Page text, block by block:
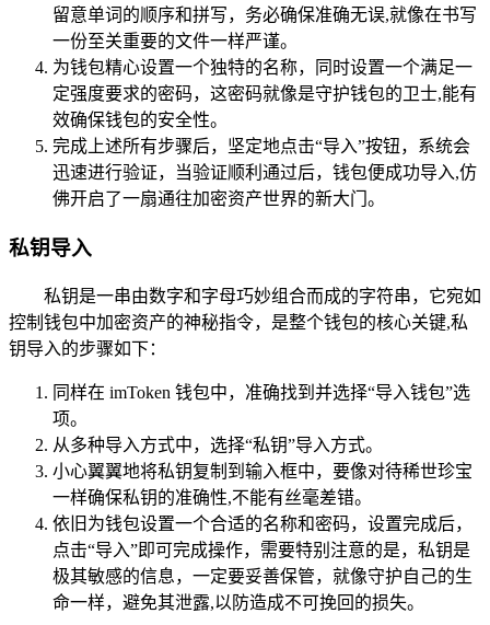
留意单词的顺序和拼写，务必确保准确无误,就像在书写
一份至关重要的文件一样严谨。
为钱包精心设置一个独特的名称，同时设置一个满足一
定强度要求的密码，这密码就像是守护钱包的卫士,能有
效确保钱包的安全性。
完成上述所有步骤后，坚定地点击“导入”按钮，系统会
迅速进行验证，当验证顺利通过后，钱包便成功导入,仿
佛开启了一扇通往加密资产世界的新大门。
私钥导入
私钥是一串由数字和字母巧妙组合而成的字符串，它宛如
控制钱包中加密资产的神秘指令，是整个钱包的核心关键,私
钥导入的步骤如下：
同样在 imToken 钱包中，准确找到并选择“导入钱包”选
项。
从多种导入方式中，选择“私钥”导入方式。
小心翼翼地将私钥复制到输入框中，要像对待稀世珍宝
一样确保私钥的准确性,不能有丝毫差错。
依旧为钱包设置一个合适的名称和密码，设置完成后，
点击“导入”即可完成操作，需要特别注意的是，私钥是
极其敏感的信息，一定要妥善保管，就像守护自己的生
命一样，避免其泄露,以防造成不可挽回的损失。